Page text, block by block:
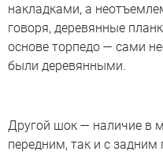
накладками, а
говоря, деревянные
основе торпедо — сами
были деревянными.
Другой шок — наличие в
передним, так и с